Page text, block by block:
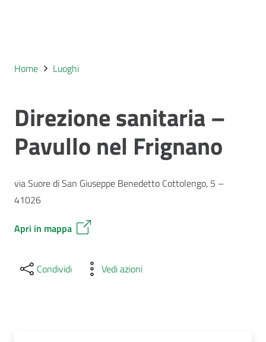
Home Luoghi
Direzione sanitaria –
Pavullo nel Frignano
via Suore di San Giuseppe Benedetto Cottolengo, 5 –
41026
Apri in mappa
Condividi Vedi azioni